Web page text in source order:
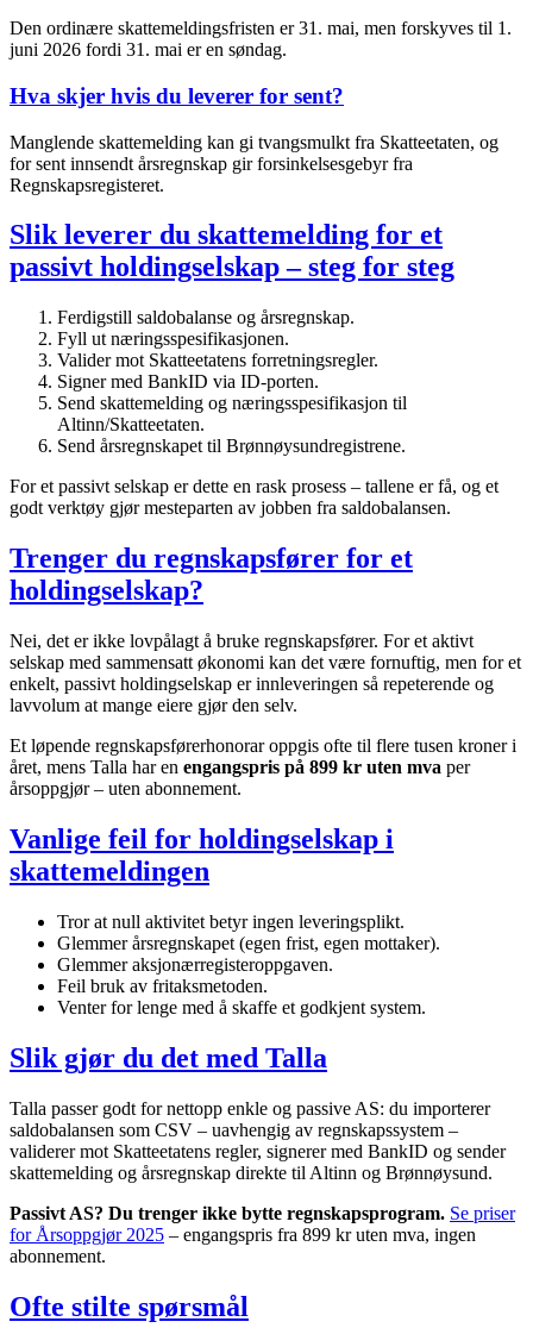
Den ordinære skattemeldingsfristen er 31. mai, men forskyves til 1.
juni 2026 fordi 31. mai er en søndag.
Hva skjer hvis du leverer for sent?
Manglende skattemelding kan gi tvangsmulkt fra Skatteetaten, og
for sent innsendt årsregnskap gir forsinkelsesgebyr fra
Regnskapsregisteret.
Slik leverer du skattemelding for et
passivt holdingselskap – steg for steg
Ferdigstill saldobalanse og årsregnskap.
Fyll ut næringsspesifikasjonen.
Valider mot Skatteetatens forretningsregler.
Signer med BankID via ID-porten.
Send skattemelding og næringsspesifikasjon til
Altinn/Skatteetaten.
Send årsregnskapet til Brønnøysundregistrene.
For et passivt selskap er dette en rask prosess – tallene er få, og et
godt verktøy gjør mesteparten av jobben fra saldobalansen.
Trenger du regnskapsfører for et
holdingselskap?
Nei, det er ikke lovpålagt å bruke regnskapsfører. For et aktivt
selskap med sammensatt økonomi kan det være fornuftig, men for et
enkelt, passivt holdingselskap er innleveringen så repeterende og
lavvolum at mange eiere gjør den selv.
Et løpende regnskapsførerhonorar oppgis ofte til flere tusen kroner i
året, mens Talla har en engangspris på 899 kr uten mva per
årsoppgjør – uten abonnement.
Vanlige feil for holdingselskap i
skattemeldingen
Tror at null aktivitet betyr ingen leveringsplikt.
Glemmer årsregnskapet (egen frist, egen mottaker).
Glemmer aksjonærregisteroppgaven.
Feil bruk av fritaksmetoden.
Venter for lenge med å skaffe et godkjent system.
Slik gjør du det med Talla
Talla passer godt for nettopp enkle og passive AS: du importerer
saldobalansen som CSV – uavhengig av regnskapssystem –
validerer mot Skatteetatens regler, signerer med BankID og sender
skattemelding og årsregnskap direkte til Altinn og Brønnøysund.
Passivt AS? Du trenger ikke bytte regnskapsprogram. Se priser
for Årsoppgjør 2025 – engangspris fra 899 kr uten mva, ingen
abonnement.
Ofte stilte spørsmål